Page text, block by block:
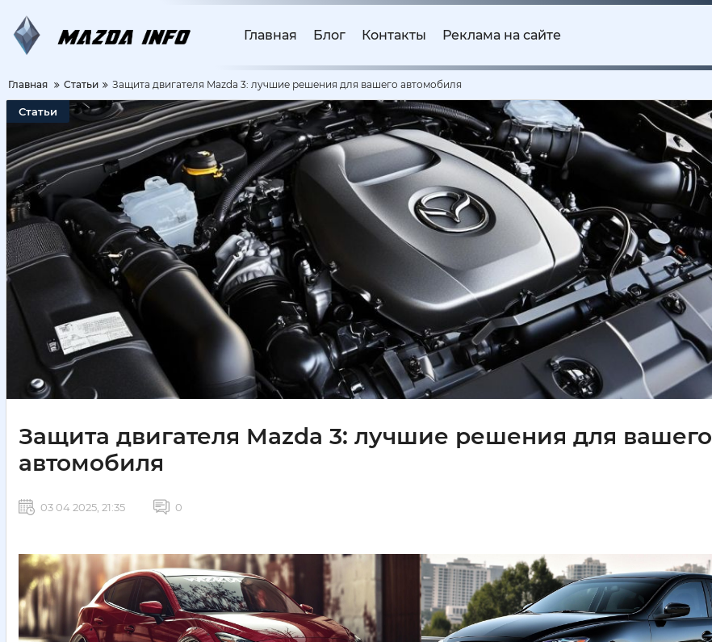
Главная Блог Контакты Реклама на сайте
Главная Статьи Защита двигателя Mazda 3: лучшие решения для вашего автомобиля
Статьи
Защита двигателя Mazda 3: лучшие решения для вашего
автомобиля
03 04 2025, 21:35 0